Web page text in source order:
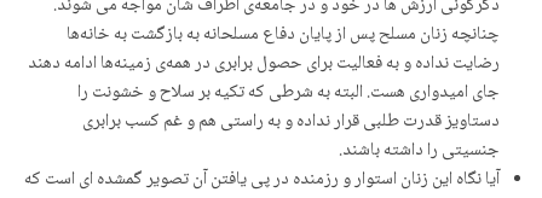
چنانچە زنان مسلح پس از پایان دفاع مسلحانە بە بازگشت بە خانەها
رضایت ندادە و بە فعالیت برای حصول برابری در همەی زمینەها ادامە دهند
جای امیدواری هست. البتە بە شرطی کە تکیە بر سلاح و خشونت را
دستاویز قدرت طلبی قرار ندادە و به راستی هم و غم کسب برابری
جنسیتی را داشتە باشند.
آیا نگاه این زنان استوار و رزمنده در پی یافتن آن تصویر گمشده ای است که